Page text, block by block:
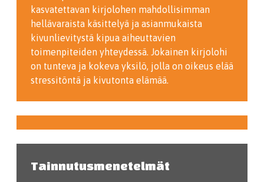
kasvatettavan kirjolohen mahdollisimman
hellävaraista käsittelyä ja asianmukaista
kivunlievitystä kipua aiheuttavien
toimenpiteiden yhteydessä. Jokainen kirjolohi
on tunteva ja kokeva yksilö, jolla on oikeus elää
stressitöntä ja kivutonta elämää.
Tainnutusmenetelmät